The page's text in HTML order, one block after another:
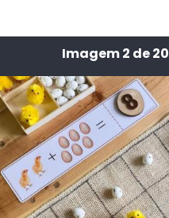
Imagem 2 de 20